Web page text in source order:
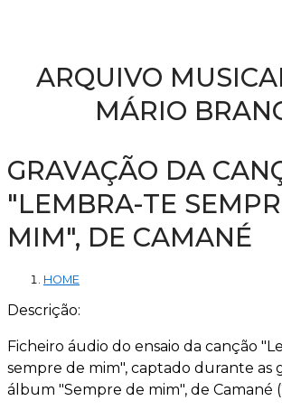
ARQUIVO
MÁRIO
GRAVAÇÃO DA
"LEMBRA-TE
MIM", DE CAMANÉ
HOME
Descrição:
Ficheiro áudio do ensaio da canção
sempre de mim", captado durante as
álbum "Sempre de mim", de Camané